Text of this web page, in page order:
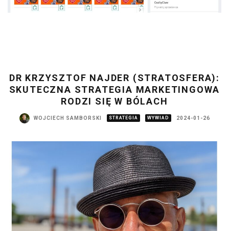
DR KRZYSZTOF NAJDER (STRATOSFERA):
SKUTECZNA STRATEGIA MARKETINGOWA
RODZI SIĘ W BÓLACH
WOJCIECH SAMBORSKI STRATEGIA WYWIAD 2024-01-26